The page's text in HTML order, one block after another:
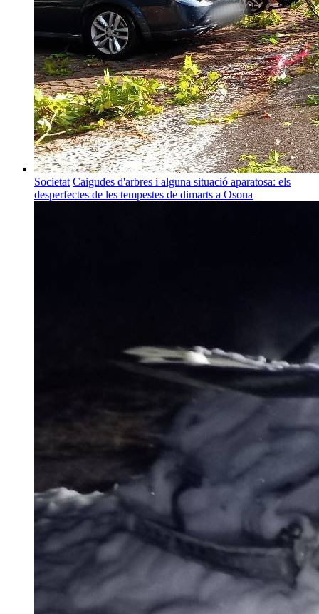
Societat Caigudes d'arbres i alguna situació aparatosa: els
desperfectes de les tempestes de dimarts a Osona